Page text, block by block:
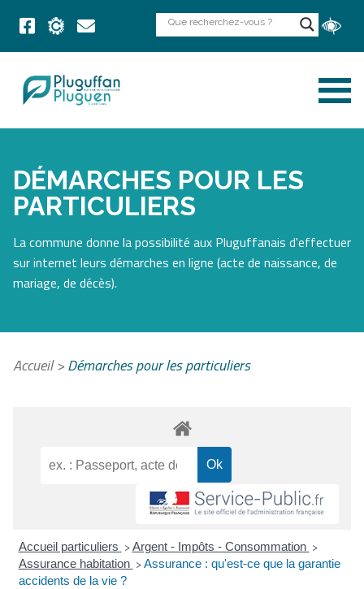
DÉMARCHES POUR LES
PARTICULIERS
La commune donne la possibilité aux Pluguffanais d'effectuer
sur internet leurs démarches en ligne (acte de naissance, de
mariage, de décès).
Accueil>Démarches pour les particuliers
Accueil particuliers > Argent - Impôts - Consommation >
Assurance habitation > Assurance : qu'est-ce que la garantie
accidents de la vie ?